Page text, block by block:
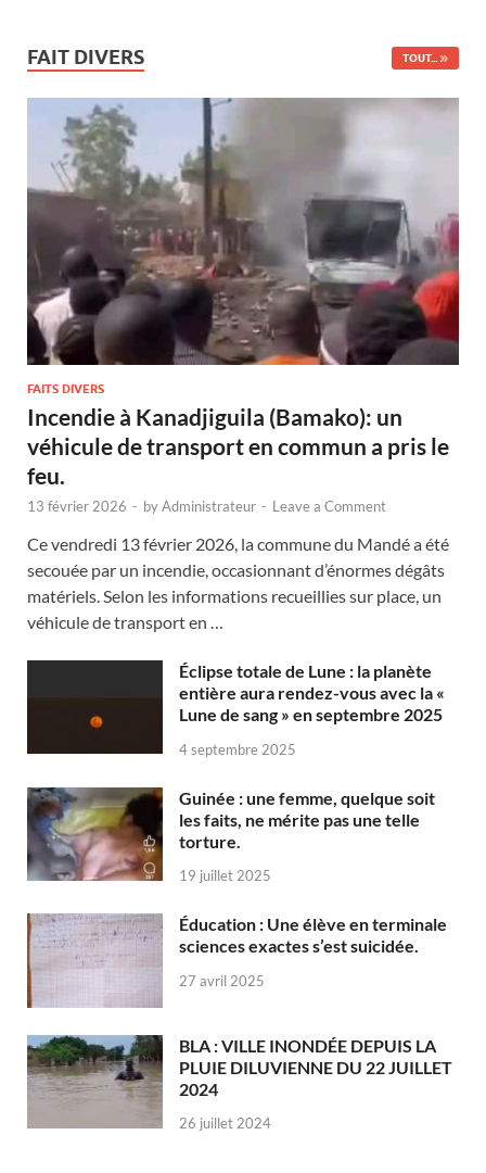
FAIT DIVERS TOUT...
FAITS DIVERS
Incendie à Kanadjiguila (Bamako): un
véhicule de transport en commun a pris le
feu.
13 février 2026 - byAdministrateur - Leave a Comment
Ce vendredi 13 février 2026, la commune du Mandé a été
secouée par un incendie, occasionnant d’énormes dégâts
matériels. Selon les informations recueillies sur place, un
véhicule de transport en …
Éclipse totale de Lune : la planète
entière aura rendez-vous avec la «
Lune de sang » en septembre 2025
4 septembre 2025
Guinée : une femme, quelque soit
les faits, ne mérite pas une telle
torture.
19 juillet 2025
Éducation : Une élève en terminale
sciences exactes s’est suicidée.
27 avril 2025
BLA : VILLE INONDÉE DEPUIS LA
PLUIE DILUVIENNE DU 22 JUILLET
2024
26 juillet 2024